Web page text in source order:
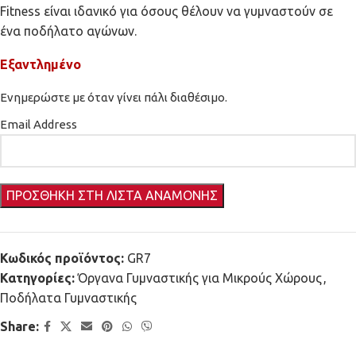
Fitness είναι ιδανικό για όσους θέλουν να γυμναστούν σε
ένα ποδήλατο αγώνων.
Εξαντλημένο
Ενημερώστε με όταν γίνει πάλι διαθέσιμο.
Email Address
Κωδικός προϊόντος: GR7
Κατηγορίες: Όργανα Γυμναστικής για Μικρούς Χώρους,
Ποδήλατα Γυμναστικής
Share: